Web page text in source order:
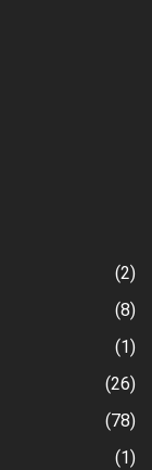
(2)
(8)
(1)
(26)
(78)
(1)